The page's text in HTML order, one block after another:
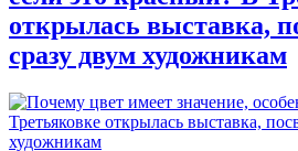
открылась выставка,
сразу двум художникам